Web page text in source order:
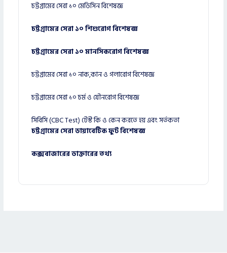
চট্টগ্রামের সেরা ১০ মেডিসিন বিশেষজ্ঞ
চট্টগ্রামের সেরা ১০ শিশুরোগ বিশেষজ্ঞ
চট্টগ্রামের সেরা ১০ মানসিকরোগ বিশেষজ্ঞ
চট্টগ্রামের সেরা ১০ নাক,কান ও গলারোগ বিশেষজ্ঞ
চট্টগ্রামের সেরা ১০ চর্ম ও যৌনরোগ বিশেষজ্ঞ
সিবিসি (CBC Test) টেস্ট কি ও কেন করতে হয় এবং সর্তকতা
চট্টগ্রামের সেরা ডায়াবেটিক ফুট বিশেষজ্ঞ
কক্সবাজারের ডাক্তারের তথ্য